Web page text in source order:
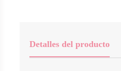
Detalles del producto